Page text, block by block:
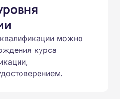
можно
курса